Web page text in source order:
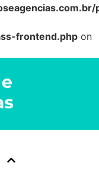
frontend.php on